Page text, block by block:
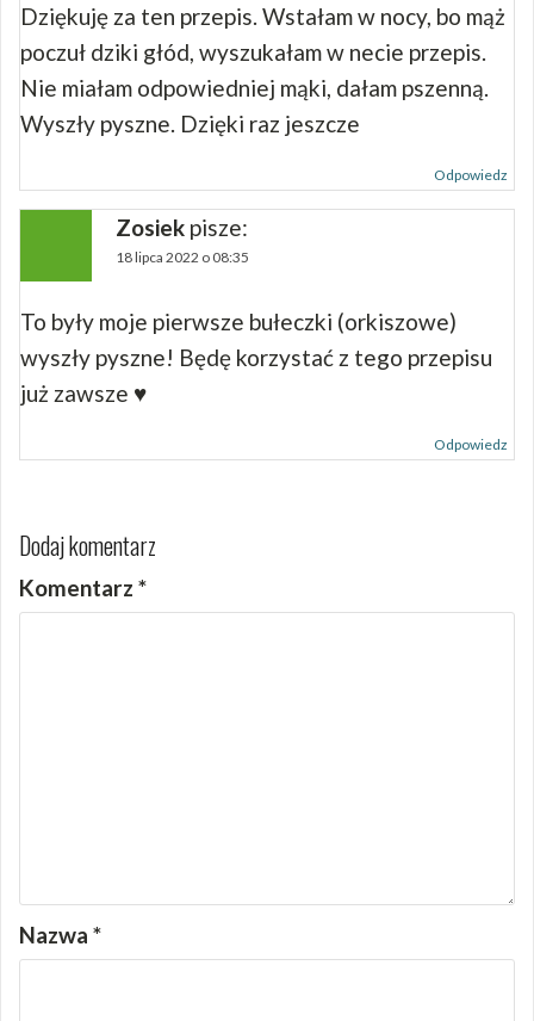
Dziękuję za ten przepis. Wstałam w nocy, bo mąż
poczuł dziki głód, wyszukałam w necie przepis.
Nie miałam odpowiedniej mąki, dałam pszenną.
Wyszły pyszne. Dzięki raz jeszcze
Odpowiedz
Zosiek pisze:
18 lipca 2022 o 08:35
To były moje pierwsze bułeczki (orkiszowe)
wyszły pyszne! Będę korzystać z tego przepisu
już zawsze ♥️
Odpowiedz
Dodaj komentarz
Komentarz *
Nazwa *